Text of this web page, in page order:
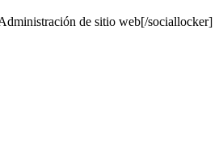
de sitio web[/sociallocker]